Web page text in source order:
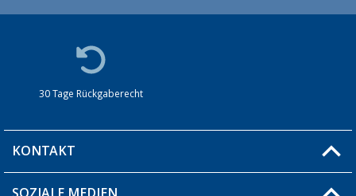
30 Tage Rückgaberecht
KONTAKT